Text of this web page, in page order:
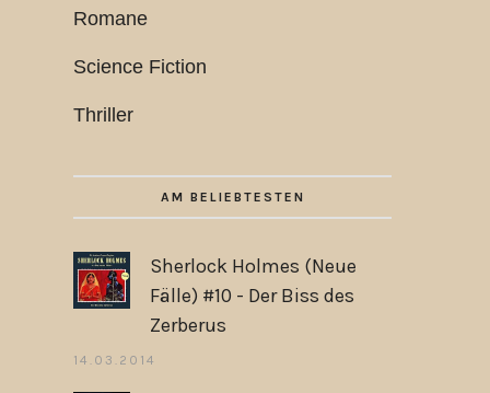
Romane
Science Fiction
Thriller
AM BELIEBTESTEN
Sherlock Holmes (Neue
Fälle) #10 - Der Biss des
Zerberus
14.03.2014